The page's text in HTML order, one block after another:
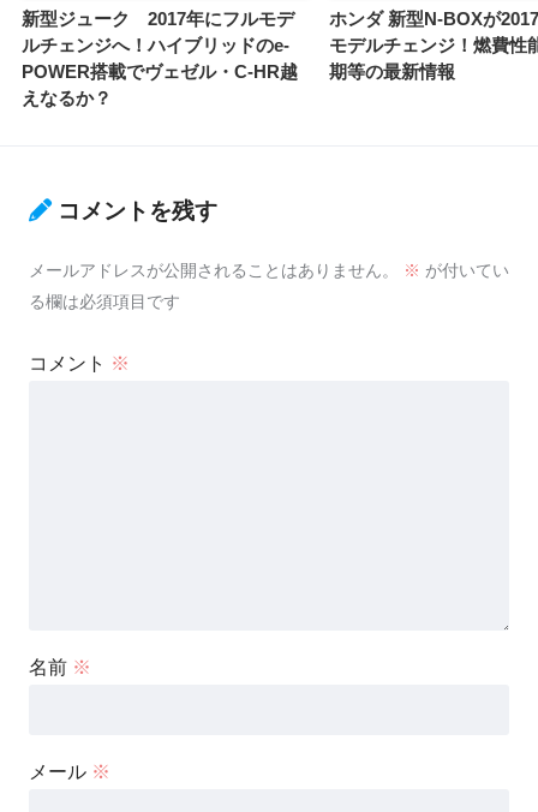
新型ジューク 2017年にフルモデ
ルチェンジへ！ハイブリッドのe-
POWER搭載でヴェゼル・C-HR越
えなるか？
ホンダ 新型N-BOXが
モデルチェンジ！燃費性
期等の最新情報
コメントを残す
メールアドレスが公開されることはありません。 ※ が付いてい
る欄は必須項目です
コメント ※
名前 ※
メール ※